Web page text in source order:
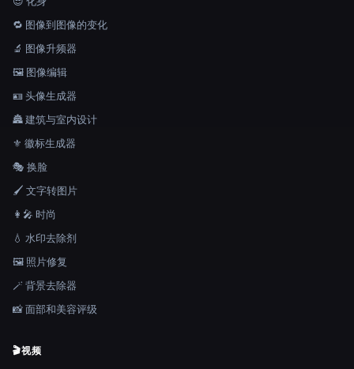
🔁 图像到图像的变化
🔬 图像升频器
🖼️ 图像编辑
🪪 头像生成器
🏯 建筑与室内设计
⚜️ 徽标生成器
🎭 换脸
🖌️ 文字转图片
👩‍🎤 时尚
💧 水印去除剂
🖼️ 照片修复
🪄 背景去除器
📸 面部和美容评级
🎬视频